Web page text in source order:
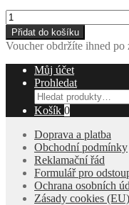
Digitální
dárkový
voucher
množství
Přidat do košíku
Voucher obdržíte ihned po
Můj účet
Prohledat
Hledat:
Košík 0
Doprava a platba
Obchodní podmínky
Reklamační řád
Formulář pro
Ochrana osobních
Zásady cookies (EU)